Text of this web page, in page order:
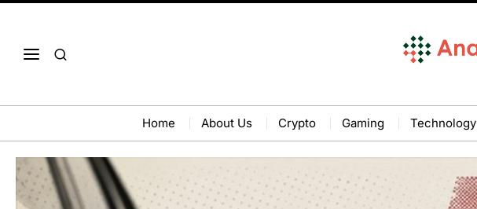
Home About Us Crypto Gaming Technology